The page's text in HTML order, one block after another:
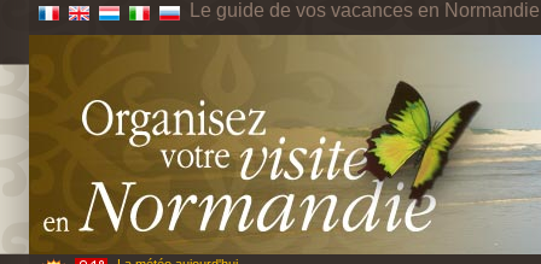
Le guide de vos vacances en Normandie